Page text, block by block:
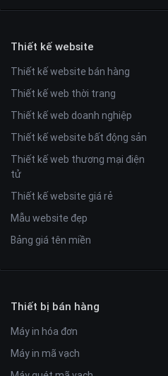
Thiết kế website
Thiết kế website bán hàng
Thiết kế web thời trang
Thiết kế web doanh nghiệp
Thiết kế website bất động sản
Thiết kế web thương mại điện
tử
Thiết kế website giá rẻ
Mẫu website đẹp
Bảng giá tên miền
Thiết bị bán hàng
Máy in hóa đơn
Máy in mã vạch